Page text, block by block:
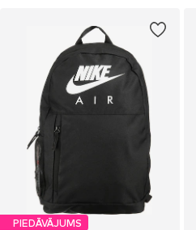
PIEDĀVĀJUMS